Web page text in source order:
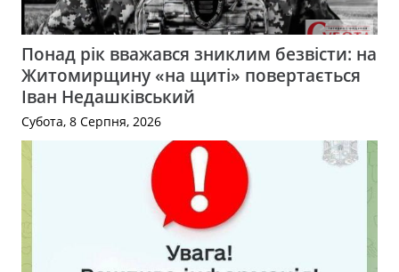
Понад рік вважався зниклим безвісти: на
Житомирщину «на щиті» повертається
Іван Недашківський
Субота, 8 Серпня, 2026